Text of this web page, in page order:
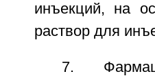
инъекций, на
раствор для
7.